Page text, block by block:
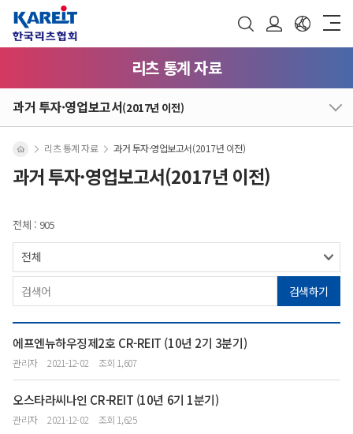
리츠 통계 자료
과거 투자·영업보고서(2017년 이전)
과거 투자·영업보고서(2017년 이전)
리츠 통계 자료 과거 투자·영업보고서(2017년 이전)
전체 : 905
검색하기
에프엔뉴하우징제2호 CR-REIT (10년 2기 3분기)
관리자 2021-12-02 조회 1,607
오스타라씨나인 CR-REIT (10년 6기 1분기)
관리자 2021-12-02 조회 1,625